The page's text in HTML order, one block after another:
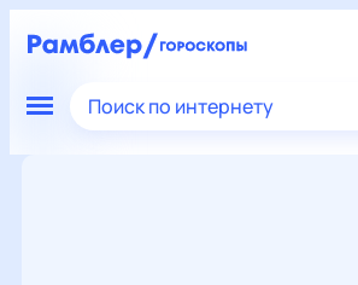
Поиск по интернету